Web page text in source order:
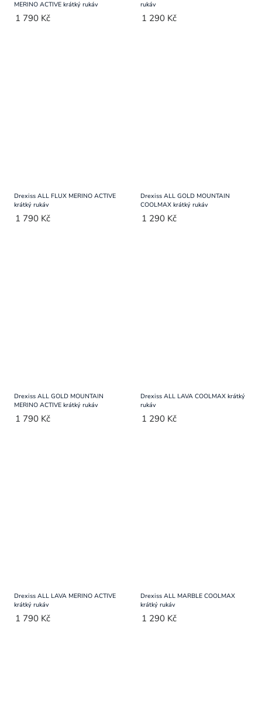
MERINO ACTIVE krátký rukáv
1 790 Kč
rukáv
1 290 Kč
Drexiss ALL FLUX MERINO ACTIVE
krátký rukáv
1 790 Kč
Drexiss ALL GOLD MOUNTAIN
COOLMAX krátký rukáv
1 290 Kč
Drexiss ALL GOLD MOUNTAIN
MERINO ACTIVE krátký rukáv
1 790 Kč
Drexiss ALL LAVA COOLMAX krátký
rukáv
1 290 Kč
Drexiss ALL LAVA MERINO ACTIVE
krátký rukáv
1 790 Kč
Drexiss ALL MARBLE COOLMAX
krátký rukáv
1 290 Kč